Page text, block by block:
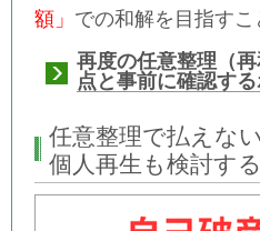
額」 での和解を目指すこ
再度の任意整理（
点と事前に確認す
任意整理で払えな
個人再生も検討する